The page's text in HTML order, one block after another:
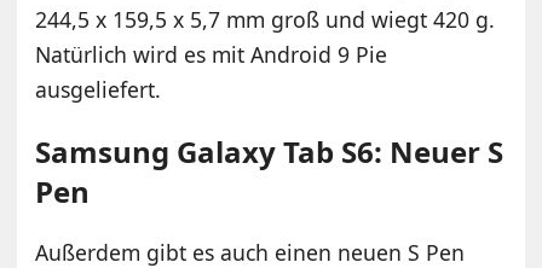
244,5 x 159,5 x 5,7 mm groß und wiegt 420 g.
Natürlich wird es mit Android 9 Pie
ausgeliefert.
Samsung Galaxy Tab S6: Neuer S
Pen
Außerdem gibt es auch einen neuen S Pen